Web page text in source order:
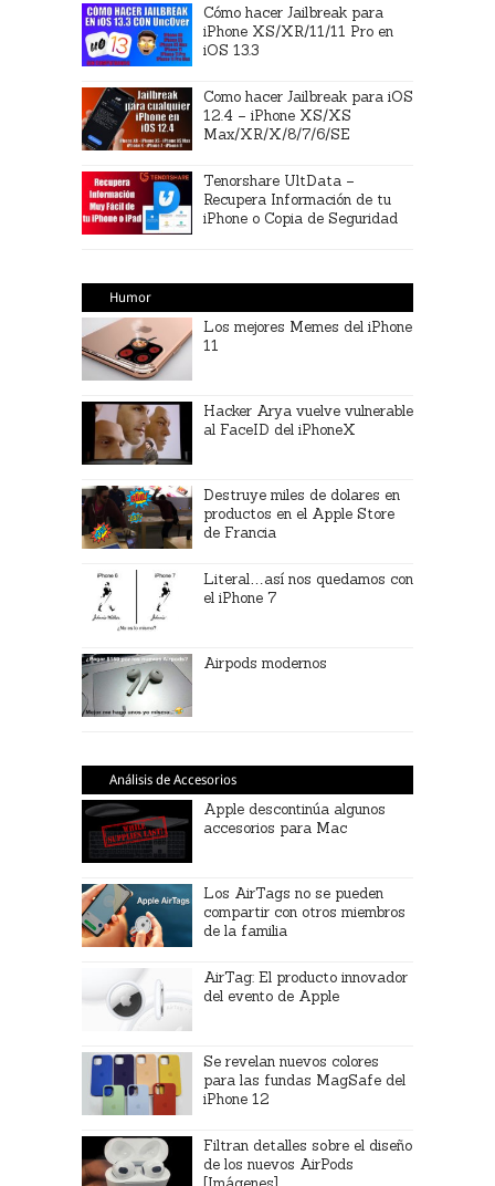
Cómo hacer Jailbreak para
iPhone XS/XR/11/11 Pro en
iOS 13.3
Como hacer Jailbreak para iOS
12.4 – iPhone XS/XS
Max/XR/X/8/7/6/SE
Tenorshare UltData –
Recupera Información de tu
iPhone o Copia de Seguridad
Humor
Los mejores Memes del iPhone
11
Hacker Arya vuelve vulnerable
al FaceID del iPhoneX
Destruye miles de dolares en
productos en el Apple Store
de Francia
Literal…así nos quedamos con
el iPhone 7
Airpods modernos
Análisis de Accesorios
Apple descontinúa algunos
accesorios para Mac
Los AirTags no se pueden
compartir con otros miembros
de la familia
AirTag: El producto innovador
del evento de Apple
Se revelan nuevos colores
para las fundas MagSafe del
iPhone 12
Filtran detalles sobre el diseño
de los nuevos AirPods